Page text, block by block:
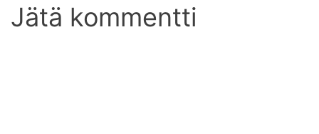
Jätä kommentti